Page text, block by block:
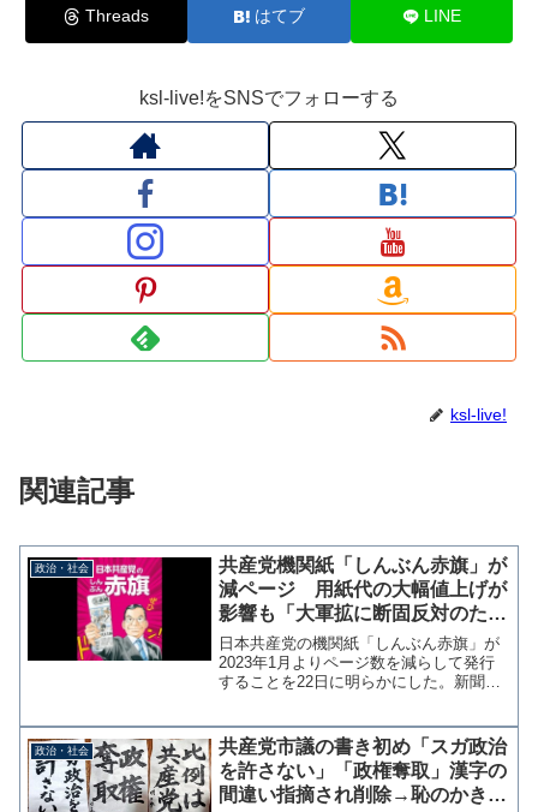
Threads はてブ LINE
ksl-live!をSNSでフォローする
ksl-live!
関連記事
政治・社会
共産党機関紙「しんぶん赤旗」が
減ページ 用紙代の大幅値上げが
影響も「大軍拡に断固反対のた
め」と余計な言い訳
日本共産党の機関紙「しんぶん赤旗」が
2023年1月よりページ数を減らして発行
することを22日に明らかにした。新聞用
減ページへのご理解、ご協力をお願いし
ます/魅力ある「赤...
政治・社会
共産党市議の書き初め「スガ政治
を許さない」「政権奪取」漢字の
間違い指摘され削除→恥のかき初